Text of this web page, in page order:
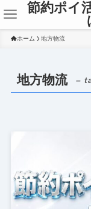
節約ポイ
ホーム 地方物流
地方物流 –